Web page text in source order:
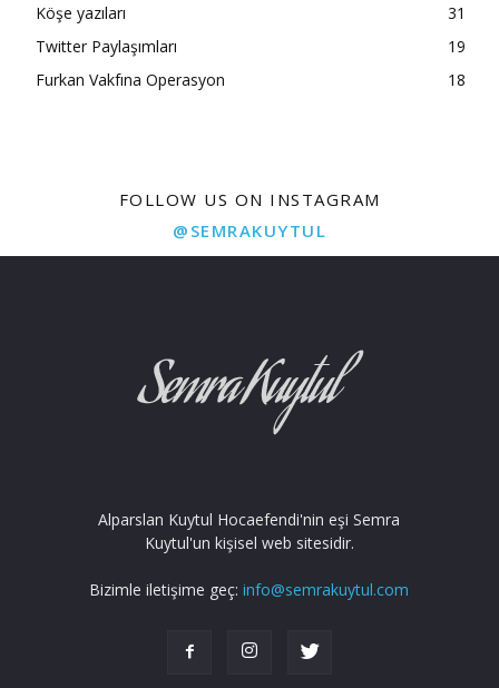
Köşe yazıları
31
Twitter Paylaşımları
19
Furkan Vakfına Operasyon
18
FOLLOW US ON INSTAGRAM
@SEMRAKUYTUL
Alparslan Kuytul Hocaefendi'nin eşi Semra
Kuytul'un kişisel web sitesidir.
Bizimle iletişime geç:info@semrakuytul.com